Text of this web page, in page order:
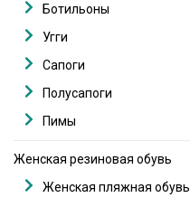
Ботильоны
Угги
Сапоги
Полусапоги
Пимы
Женская резиновая обувь
Женская пляжная обувь